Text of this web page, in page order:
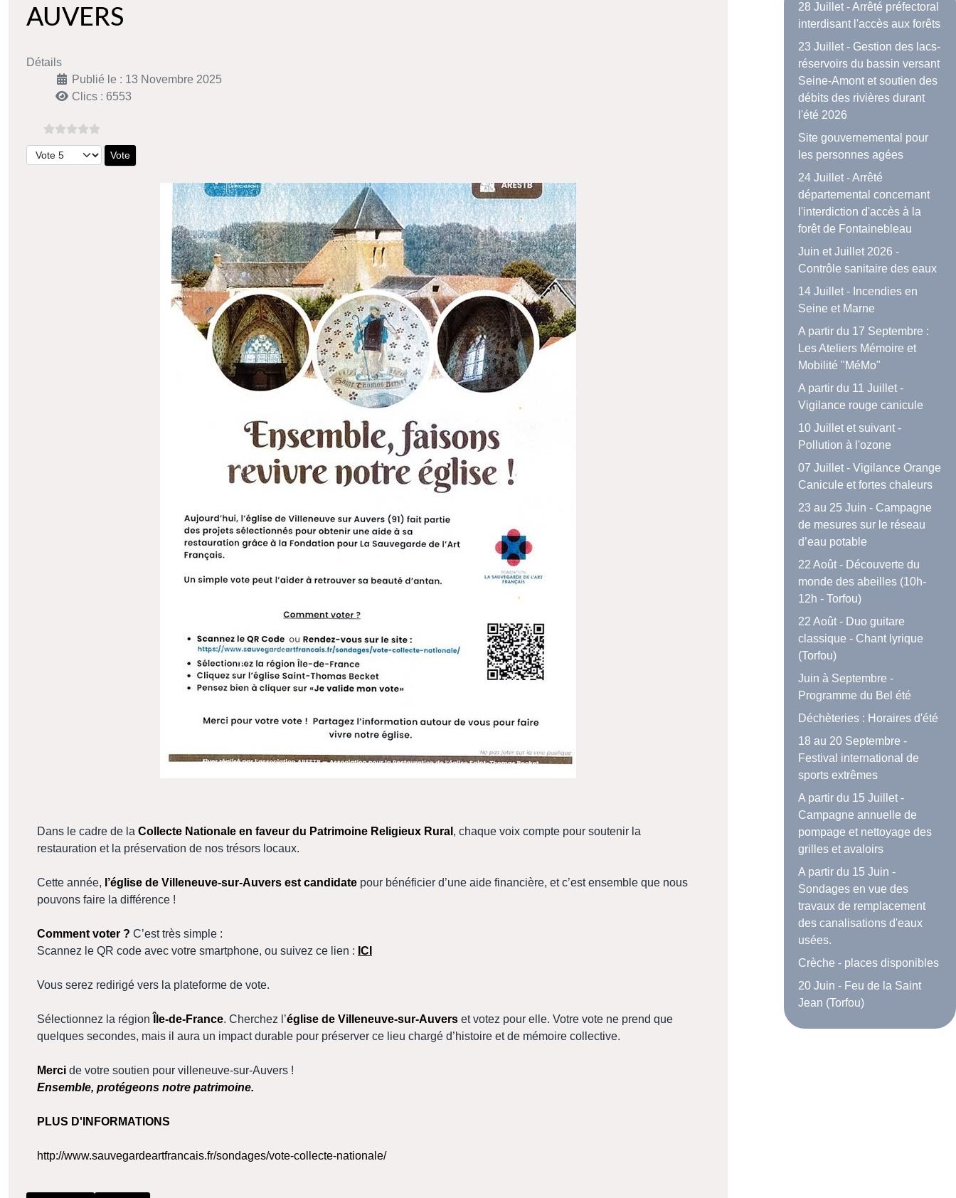
AUVERS
Détails
Publié le : 13 Novembre 2025
Clics : 6553
Veuillez voter
Dans le cadre de la Collecte Nationale en faveur du Patrimoine Religieux Rural , chaque voix compte pour soutenir la
restauration et la préservation de nos trésors locaux.
Cette année, l’église de Villeneuve-sur-Auvers est candidate pour bénéficier d’une aide financière, et c’est ensemble que nous
pouvons faire la différence !
Comment voter ? C’est très simple :
Scannez le QR code avec votre smartphone, ou suivez ce lien : ICI
Vous serez redirigé vers la plateforme de vote.
Sélectionnez la région Île-de-France. Cherchez l’église de Villeneuve-sur-Auvers et votez pour elle. Votre vote ne prend que
quelques secondes, mais il aura un impact durable pour préserver ce lieu chargé d’histoire et de mémoire collective.
Merci de votre soutien pour villeneuve-sur-Auvers !
Ensemble, protégeons notre patrimoine.
PLUS D'INFORMATIONS
http://www.sauvegardeartfrancais.fr/sondages/vote-collecte-nationale/
28 Juillet - Arrêté préfectoral
interdisant l'accès aux forêts
23 Juillet - Gestion des lacs-
réservoirs du bassin versant
Seine-Amont et soutien des
débits des rivières durant
l'été 2026
Site gouvernemental pour
les personnes agées
24 Juillet - Arrêté
départemental concernant
l'interdiction d'accès à la
forêt de Fontainebleau
Juin et Juillet 2026 -
Contrôle sanitaire des eaux
14 Juillet - Incendies en
Seine et Marne
A partir du 17 Septembre :
Les Ateliers Mémoire et
Mobilité "MéMo"
A partir du 11 Juillet -
Vigilance rouge canicule
10 Juillet et suivant -
Pollution à l'ozone
07 Juillet - Vigilance Orange
Canicule et fortes chaleurs
23 au 25 Juin - Campagne
de mesures sur le réseau
d’eau potable
22 Août - Découverte du
monde des abeilles (10h-
12h - Torfou)
22 Août - Duo guitare
classique - Chant lyrique
(Torfou)
Juin à Septembre -
Programme du Bel été
Déchèteries : Horaires d'été
18 au 20 Septembre -
Festival international de
sports extrêmes
A partir du 15 Juillet -
Campagne annuelle de
pompage et nettoyage des
grilles et avaloirs
A partir du 15 Juin -
Sondages en vue des
travaux de remplacement
des canalisations d'eaux
usées.
Crèche - places disponibles
20 Juin - Feu de la Saint
Jean (Torfou)